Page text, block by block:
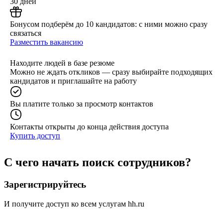
Бонусом подберём до 10 кандидатов: с ними можно сразу
связаться
Разместить вакансию
Находите людей в базе резюме
Можно не ждать откликов — сразу выбирайте подходящих
кандидатов и приглашайте на работу
Вы платите только за просмотр контактов
Контакты открыты до конца действия доступа
Купить доступ
С чего начать поиск сотрудников?
Зарегистрируйтесь
И получите доступ ко всем услугам hh.ru